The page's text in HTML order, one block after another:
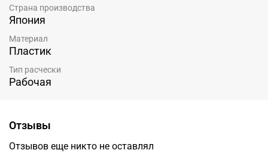
Страна производства
Япония
Материал
Пластик
Тип расчески
Рабочая
Отзывы
Отзывов еще никто не оставлял